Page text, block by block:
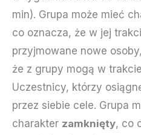
min). Grupa może mieć
co oznacza, że w jej
przyjmowane nowe
że z grupy mogą w
Uczestnicy, którzy
przez siebie cele. Grupa
charakter zamknięty, co